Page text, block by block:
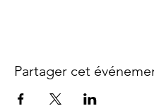
Partager cet